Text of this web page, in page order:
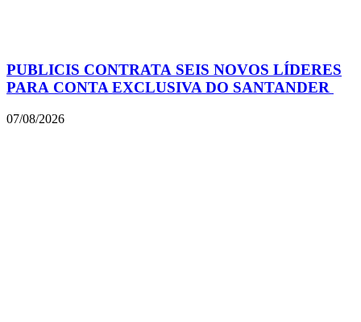
PUBLICIS CONTRATA SEIS NOVOS LÍDERES
PARA CONTA EXCLUSIVA DO SANTANDER
07/08/2026